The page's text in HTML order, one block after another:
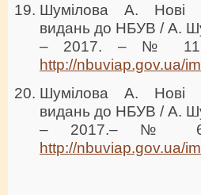
Шумілова А. Нові
видань до НБУВ / А.
– 2017. – № 11.
http://nbuviap.gov.ua/
Шумілова А. Нові
видань до НБУВ / А.
– 2017.– № 6.
http://nbuviap.gov.ua/